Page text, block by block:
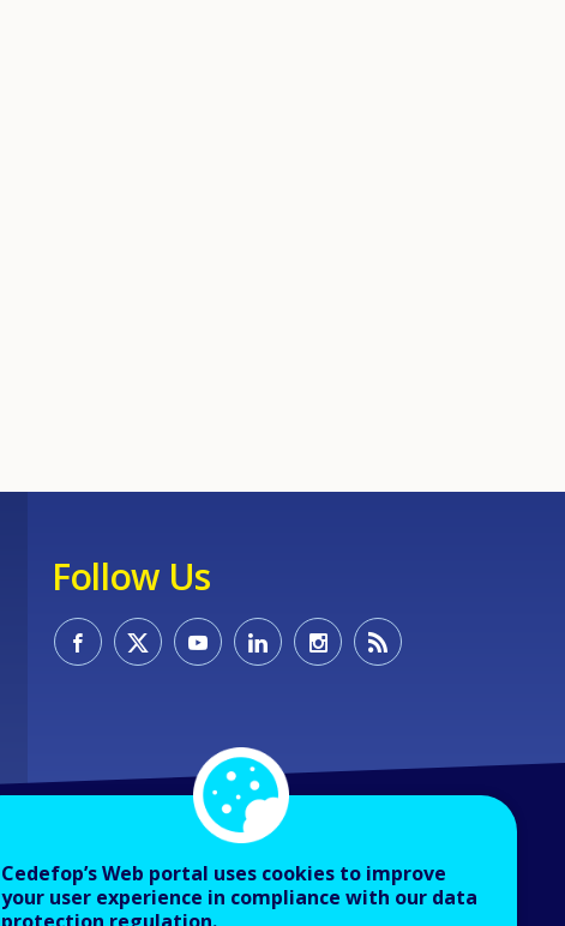
Follow Us
Cedefop’s Web portal uses cookies to improve
your user experience in compliance with our data